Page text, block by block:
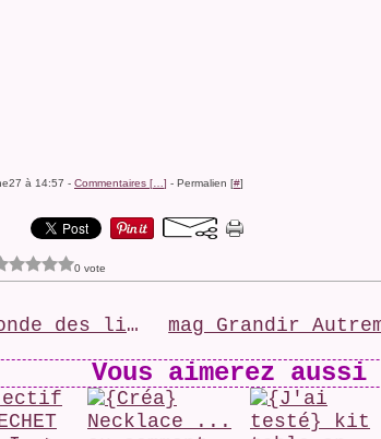
à 14:57 - Commentaires [ ] - Permalien [#]
0 vote
La ronde des livres
Vous aimerez aussi